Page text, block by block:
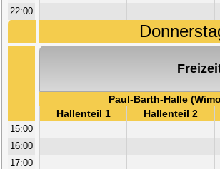
22:00
Paul-Barth-Halle
Hallenteil 1
Hallenteil 2
15:00
16:00
17:00